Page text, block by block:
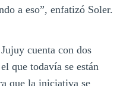
a eso”, enfatizó Soler.
cuenta con dos
que todavía se están
que la iniciativa se